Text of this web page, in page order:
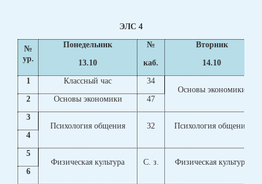
ЭЛС 4
№
ур.
Понедельник
13.10
№
каб.
Вторник
14.10
1
Классный час
34
Основы экономики
2
Основы экономики
47
3
Психология общения
32
Психология общения
4
5
Физическая культура
С. з.
Физическая культура
6